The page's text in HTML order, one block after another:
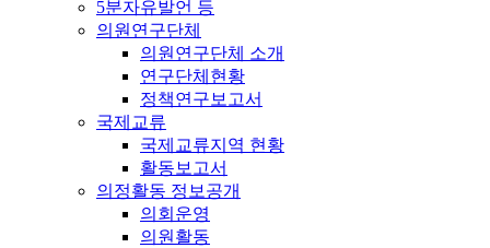
5분자유발언 등
의원연구단체
의원연구단체 소개
연구단체현황
정책연구보고서
국제교류
국제교류지역 현황
활동보고서
의정활동 정보공개
의회운영
의원활동